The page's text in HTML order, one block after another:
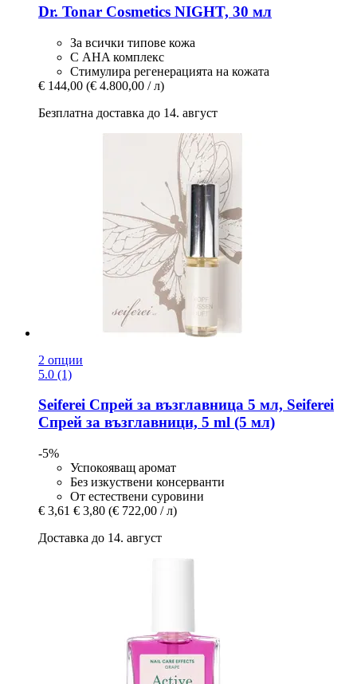
Dr. Tonar Cosmetics NIGHT, 30 мл
За всички типове кожа
С AHA комплекс
Стимулира регенерацията на кожата
€ 144,00 (€ 4.800,00 / л)
Безплатна доставка до 14. август
2 опции
5.0 (1)
Seiferei Спрей за възглавница 5 мл, Seiferei
Спрей за възглавници, 5 ml (5 мл)
-5%
Успокояващ аромат
Без изкуствени консерванти
От естествени суровини
€ 3,61 € 3,80 (€ 722,00 / л)
Доставка до 14. август